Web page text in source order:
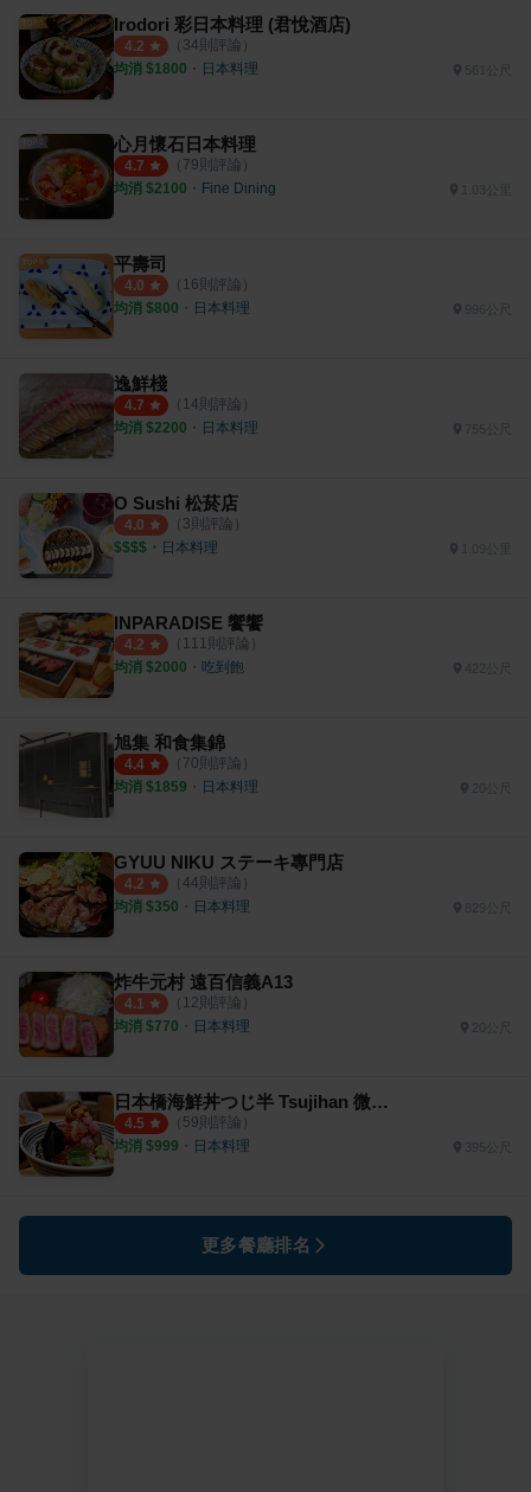
Irodori 彩日本料理 (君悅酒店)
4.2 （ 34則評論）
均消 $1800 ・ 日本料理 561公尺
心月懷石日本料理
4.7 （ 79則評論）
均消 $2100 ・ Fine Dining
平壽司
4.0 （ 16則評論）
均消 $800 ・ 日本料理
逸鮮棧
4.7 （ 14則評論）
均消 $2200 ・ 日本料理 755公尺
O Sushi 松菸店
4.0 （ 3則評論）
$$$$ ・ 日本料理
INPARADISE 饗饗
4.2 （ 111則評論）
均消 $2000 ・ 吃到飽 422公尺
旭集 和食集錦
4.4 （ 70則評論）
均消 $1859 ・ 日本料理
GYUU NIKU ステーキ專門店
4.2 （ 44則評論）
均消 $350 ・ 日本料理
炸牛元村 遠百信義A13
4.1 （ 12則評論）
均消 $770 ・ 日本料理
日本橋海鮮丼つじ半 Tsujihan 微風信義店
4.5 （ 59則評論）
均消 $999 ・ 日本料理 395公尺
更多餐廳排名